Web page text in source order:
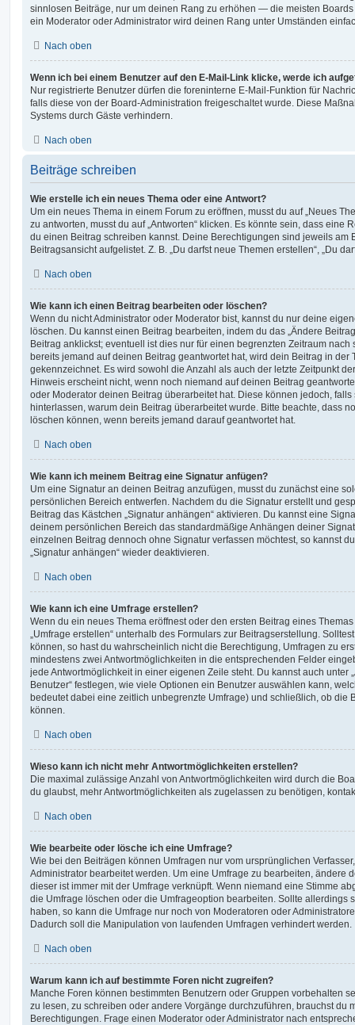
sinnlosen Beiträge, nur um deinen Rang zu erhöhen — die meisten
ein Moderator oder Administrator wird deinen Rang unter Umständen
Nach oben
Wenn ich bei einem Benutzer auf den E-Mail-Link klicke, werde ich
Nur registrierte Benutzer dürfen die foreninterne E-Mail-Funktion für
falls diese von der Board-Administration freigeschaltet wurde. Diese
Systems durch Gäste verhindern.
Nach oben
Beiträge schreiben
Wie erstelle ich ein neues Thema oder eine Antwort?
Um ein neues Thema in einem Forum zu eröffnen, musst du auf „Neues
zu antworten, musst du auf „Antworten“ klicken. Es könnte sein, dass eine
du einen Beitrag schreiben kannst. Deine Berechtigungen sind jeweils am
Beitragsansicht aufgelistet. Z. B. „Du darfst neue Themen erstellen“, „Du
Nach oben
Wie kann ich einen Beitrag bearbeiten oder löschen?
Wenn du nicht Administrator oder Moderator bist, kannst du nur deine
löschen. Du kannst einen Beitrag bearbeiten, indem du das „Ändere
Beitrag anklickst; eventuell ist dies nur für einen begrenzten Zeitraum
bereits jemand auf deinen Beitrag geantwortet hat, wird dein Beitrag in der
gekennzeichnet. Es wird sowohl die Anzahl als auch der letzte Zeitpunkt
Hinweis erscheint nicht, wenn noch niemand auf deinen Beitrag
oder Moderator deinen Beitrag überarbeitet hat. Diese können jedoch,
hinterlassen, warum dein Beitrag überarbeitet wurde. Bitte beachte, dass
löschen können, wenn bereits jemand darauf geantwortet hat.
Nach oben
Wie kann ich meinem Beitrag eine Signatur anfügen?
Um eine Signatur an deinen Beitrag anzufügen, musst du zunächst eine
persönlichen Bereich entwerfen. Nachdem du die Signatur erstellt und
Beitrag das Kästchen „Signatur anhängen“ aktivieren. Du kannst eine
deinem persönlichen Bereich das standardmäßige Anhängen deiner
einzelnen Beitrag dennoch ohne Signatur verfassen möchtest, so kannst
„Signatur anhängen“ wieder deaktivieren.
Nach oben
Wie kann ich eine Umfrage erstellen?
Wenn du ein neues Thema eröffnest oder den ersten Beitrag eines
„Umfrage erstellen“ unterhalb des Formulars zur Beitragserstellung.
können, so hast du wahrscheinlich nicht die Berechtigung, Umfragen zu
mindestens zwei Antwortmöglichkeiten in die entsprechenden Felder
jede Antwortmöglichkeit in einer eigenen Zeile steht. Du kannst auch unter
Benutzer“ festlegen, wie viele Optionen ein Benutzer auswählen kann,
bedeutet dabei eine zeitlich unbegrenzte Umfrage) und schließlich, ob die
können.
Nach oben
Wieso kann ich nicht mehr Antwortmöglichkeiten erstellen?
Die maximal zulässige Anzahl von Antwortmöglichkeiten wird durch die
du glaubst, mehr Antwortmöglichkeiten als zugelassen zu benötigen,
Nach oben
Wie bearbeite oder lösche ich eine Umfrage?
Wie bei den Beiträgen können Umfragen nur vom ursprünglichen
Administrator bearbeitet werden. Um eine Umfrage zu bearbeiten, ändere
dieser ist immer mit der Umfrage verknüpft. Wenn niemand eine Stimme
die Umfrage löschen oder die Umfrageoption bearbeiten. Sollte allerdings
haben, so kann die Umfrage nur noch von Moderatoren oder
Dadurch soll die Manipulation von laufenden Umfragen verhindert werden.
Nach oben
Warum kann ich auf bestimmte Foren nicht zugreifen?
Manche Foren können bestimmten Benutzern oder Gruppen vorbehalten
zu lesen, zu schreiben oder andere Vorgänge durchzuführen, brauchst du
Berechtigungen. Frage einen Moderator oder Administrator nach